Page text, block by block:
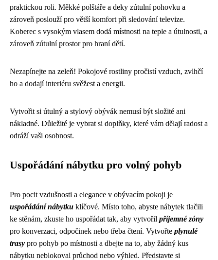
praktickou roli. Měkké polštáře a deky zútulní pohovku a
zároveň poslouží pro větší komfort při sledování televize.
Koberec s vysokým vlasem dodá místnosti na teple a útulnosti, a
zároveň zútulní prostor pro hraní dětí.
Nezapínejte na zeleň! Pokojové rostliny pročistí vzduch, zvlhčí
ho a dodají interiéru svěžest a energii.
Vytvořit si útulný a stylový obývák nemusí být složité ani
nákladné. Důležité je vybrat si doplňky, které vám dělají radost a
odráží vaši osobnost.
Uspořádání nábytku pro volný pohyb
Pro pocit vzdušnosti a elegance v obývacím pokoji je
uspořádání nábytku klíčové. Místo toho, abyste nábytek tlačili
ke stěnám, zkuste ho uspořádat tak, aby vytvořil příjemné zóny
pro konverzaci, odpočinek nebo třeba čtení. Vytvořte plynulé
trasy pro pohyb po místnosti a dbejte na to, aby žádný kus
nábytku neblokoval průchod nebo výhled. Představte si